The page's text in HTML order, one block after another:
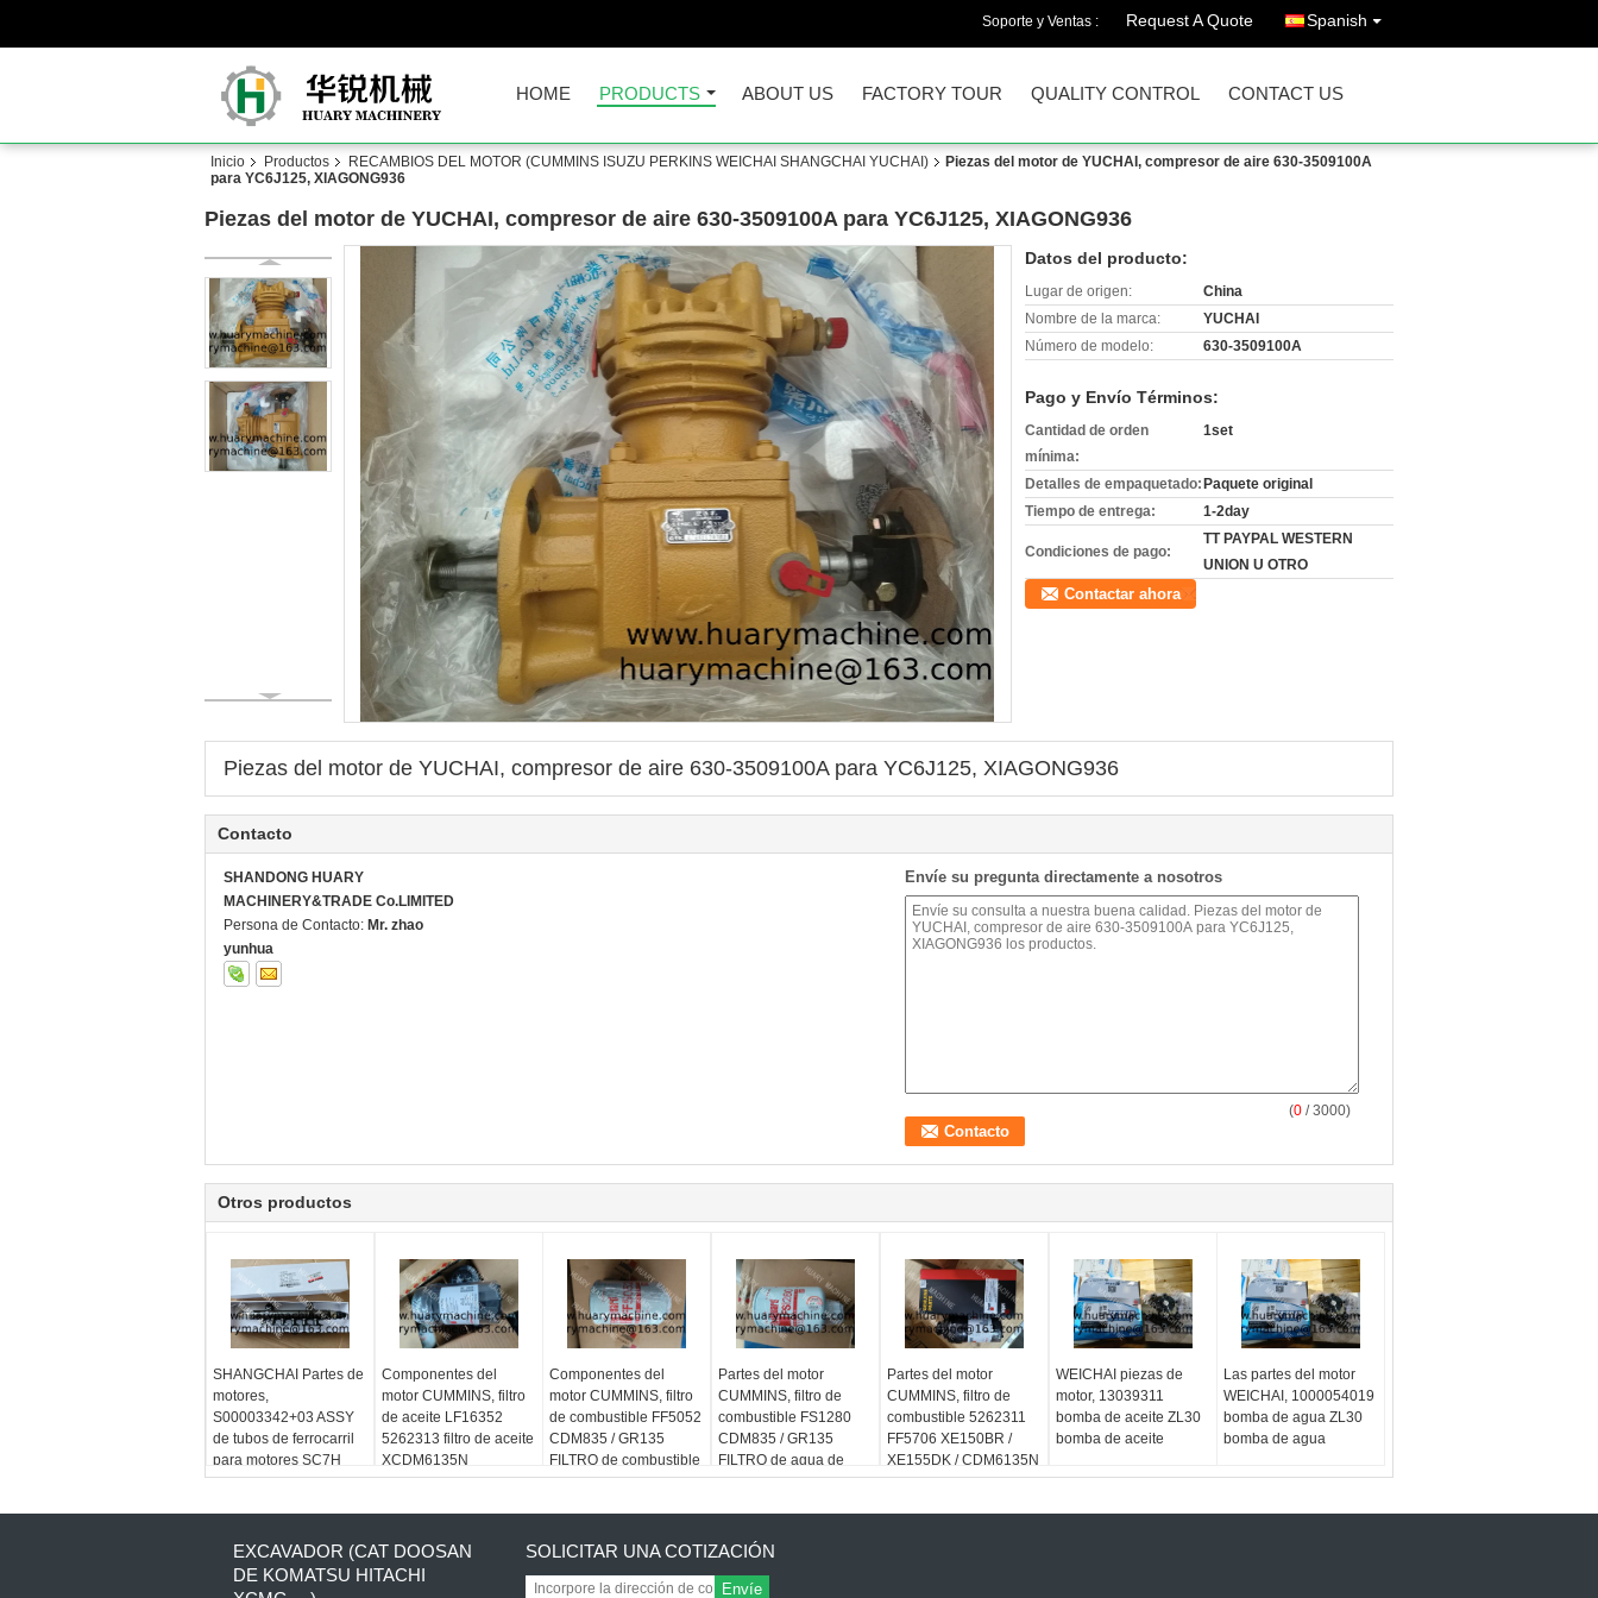
Soporte y Ventas : Request A Quote Spanish
HOME PRODUCTS ABOUT US FACTORY TOUR QUALITY CONTROL CONTACT US
Inicio Productos RECAMBIOS DEL MOTOR (CUMMINS ISUZU PERKINS WEICHAI SHANGCHAI YUCHAI)
Piezas del motor de YUCHAI, compresor de aire 630-3509100A
para YC6J125, XIAGONG936
Piezas del motor de YUCHAI, compresor de aire 630-3509100A para YC6J125, XIAGONG936
Datos del producto:
Lugar de origen:
China
Nombre de la marca:
YUCHAI
Número de modelo:
630-3509100A
Pago y Envío Términos:
Cantidad de orden
mínima:
1set
Detalles de empaquetado: Paquete original
Tiempo de entrega:
1-2day
Condiciones de pago:
TT PAYPAL WESTERN
UNION U OTRO
Contactar ahora
Piezas del motor de YUCHAI, compresor de aire 630-3509100A para YC6J125, XIAGONG936
Contacto
SHANDONG HUARY
MACHINERY&TRADE Co.LIMITED
Persona de Contacto: Mr. zhao
yunhua
Envíe su pregunta directamente a nosotros
(0 / 3000)
Otros productos
SHANGCHAI Partes de
motores,
S00003342+03 ASSY
de tubos de ferrocarril
para motores SC7H
Componentes del
motor CUMMINS, filtro
de aceite LF16352
5262313 filtro de aceite
XCDM6135N
Componentes del
motor CUMMINS, filtro
de combustible FF5052
CDM835 / GR135
FILTRO de combustible
Partes del motor
CUMMINS, filtro de
combustible FS1280
CDM835 / GR135
FILTRO de agua de
combustible
Partes del motor
CUMMINS, filtro de
combustible 5262311
FF5706 XE150BR /
XE155DK / CDM6135N
WEICHAI piezas de
motor, 13039311
bomba de aceite ZL30
bomba de aceite
Las partes del motor
WEICHAI, 1000054019
bomba de agua ZL30
bomba de agua
EXCAVADOR (CAT DOOSAN
DE KOMATSU HITACHI
SOLICITAR UNA COTIZACIÓN
Envíe